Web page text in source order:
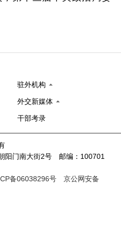
驻外机构
外交新媒体
干部考录
阳门南大街2号 邮编：100701
备06038296号
京公网安备